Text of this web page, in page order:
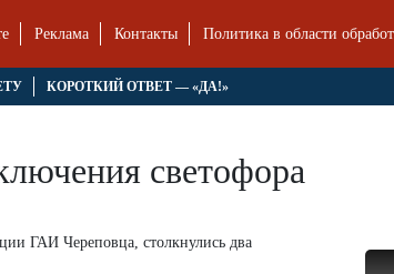
Реклама Контакты Политика в области
КОРОТКИЙ ОТВЕТ — «ДА!»
светофора
ГАИ Череповца, столкнулись два